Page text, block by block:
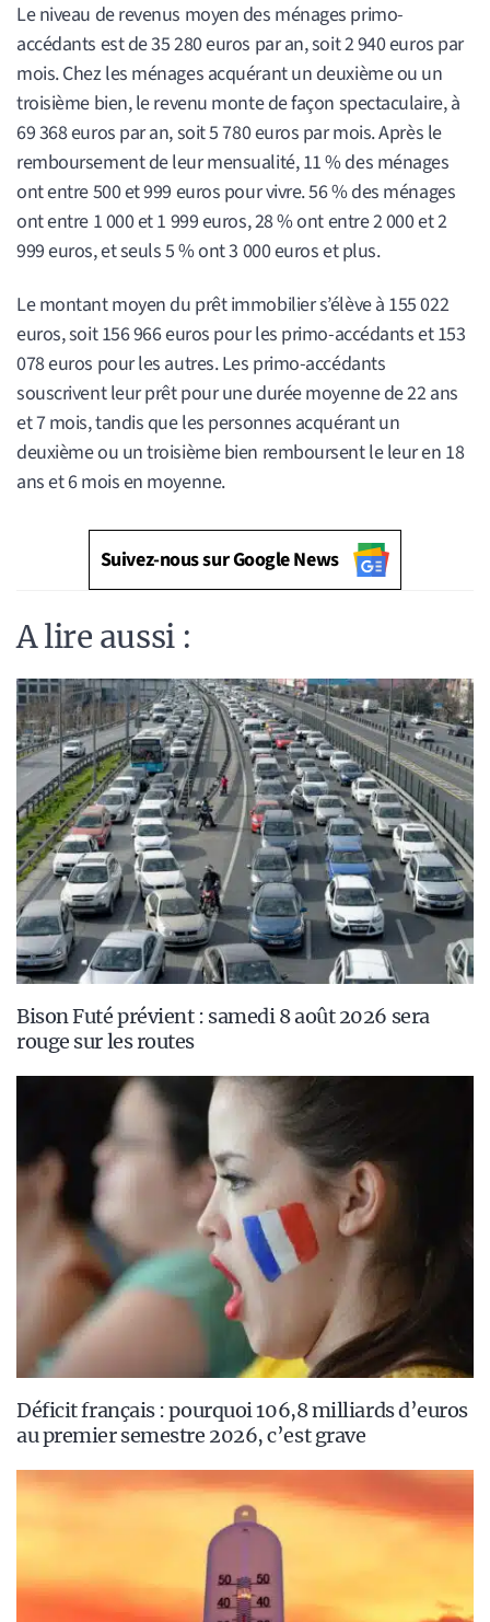
Le niveau de revenus moyen des ménages primo-
accédants est de 35 280 euros par an, soit 2 940 euros par
mois. Chez les ménages acquérant un deuxième ou un
troisième bien, le revenu monte de façon spectaculaire, à
69 368 euros par an, soit 5 780 euros par mois. Après le
remboursement de leur mensualité, 11 % des ménages
ont entre 500 et 999 euros pour vivre. 56 % des ménages
ont entre 1 000 et 1 999 euros, 28 % ont entre 2 000 et 2
999 euros, et seuls 5 % ont 3 000 euros et plus.
Le montant moyen du prêt immobilier s’élève à 155 022
euros, soit 156 966 euros pour les primo-accédants et 153
078 euros pour les autres. Les primo-accédants
souscrivent leur prêt pour une durée moyenne de 22 ans
et 7 mois, tandis que les personnes acquérant un
deuxième ou un troisième bien remboursent le leur en 18
ans et 6 mois en moyenne.
Suivez-nous sur Google News
A lire aussi :
Bison Futé prévient : samedi 8 août 2026 sera
rouge sur les routes
Déficit français : pourquoi 106,8 milliards d’euros
au premier semestre 2026, c’est grave